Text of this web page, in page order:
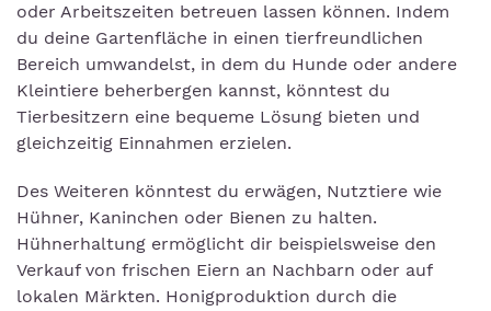
oder Arbeitszeiten betreuen lassen können. Indem
du deine Gartenfläche in einen tierfreundlichen
Bereich umwandelst, in dem du Hunde oder andere
Kleintiere beherbergen kannst, könntest du
Tierbesitzern eine bequeme Lösung bieten und
gleichzeitig Einnahmen erzielen.
Des Weiteren könntest du erwägen, Nutztiere wie
Hühner, Kaninchen oder Bienen zu halten.
Hühnerhaltung ermöglicht dir beispielsweise den
Verkauf von frischen Eiern an Nachbarn oder auf
lokalen Märkten. Honigproduktion durch die